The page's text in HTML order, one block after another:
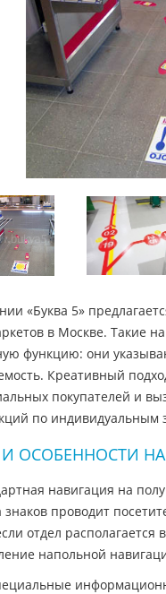
«Буква 5»
в Москве. Такие
функцию: они
Креативный
покупателей и
по индивидуальным
ОСОБЕННОСТИ
навигация на
знаков проводит
отдел
напольной